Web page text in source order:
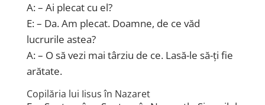
A: – Ai plecat cu el?
E: – Da. Am plecat. Doamne, de ce văd
lucrurile astea?
A: – O să vezi mai târziu de ce. Lasă-le să-ți fie
arătate.
Copilăria lui Iisus în Nazaret